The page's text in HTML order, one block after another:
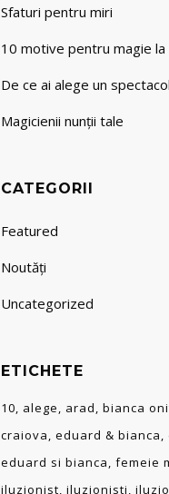
Sfaturi pentru miri
10 motive pentru magie la
De ce ai alege un
Magicienii nunții tale
CATEGORII
Featured
Noutăți
Uncategorized
ETICHETE
10 alege arad bianca
craiova eduard & bianca
eduard si bianca femeie
iluzionist iluzionisti